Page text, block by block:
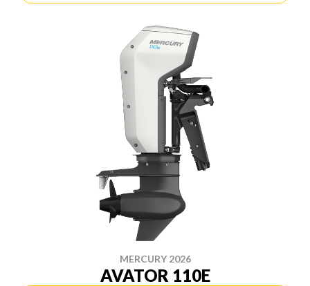
MERCURY 2026
AVATOR 110E